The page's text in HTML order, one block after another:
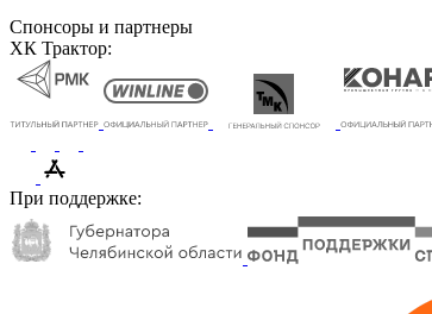
Спонсоры и партнеры
ХК Трактор:
При поддержке: